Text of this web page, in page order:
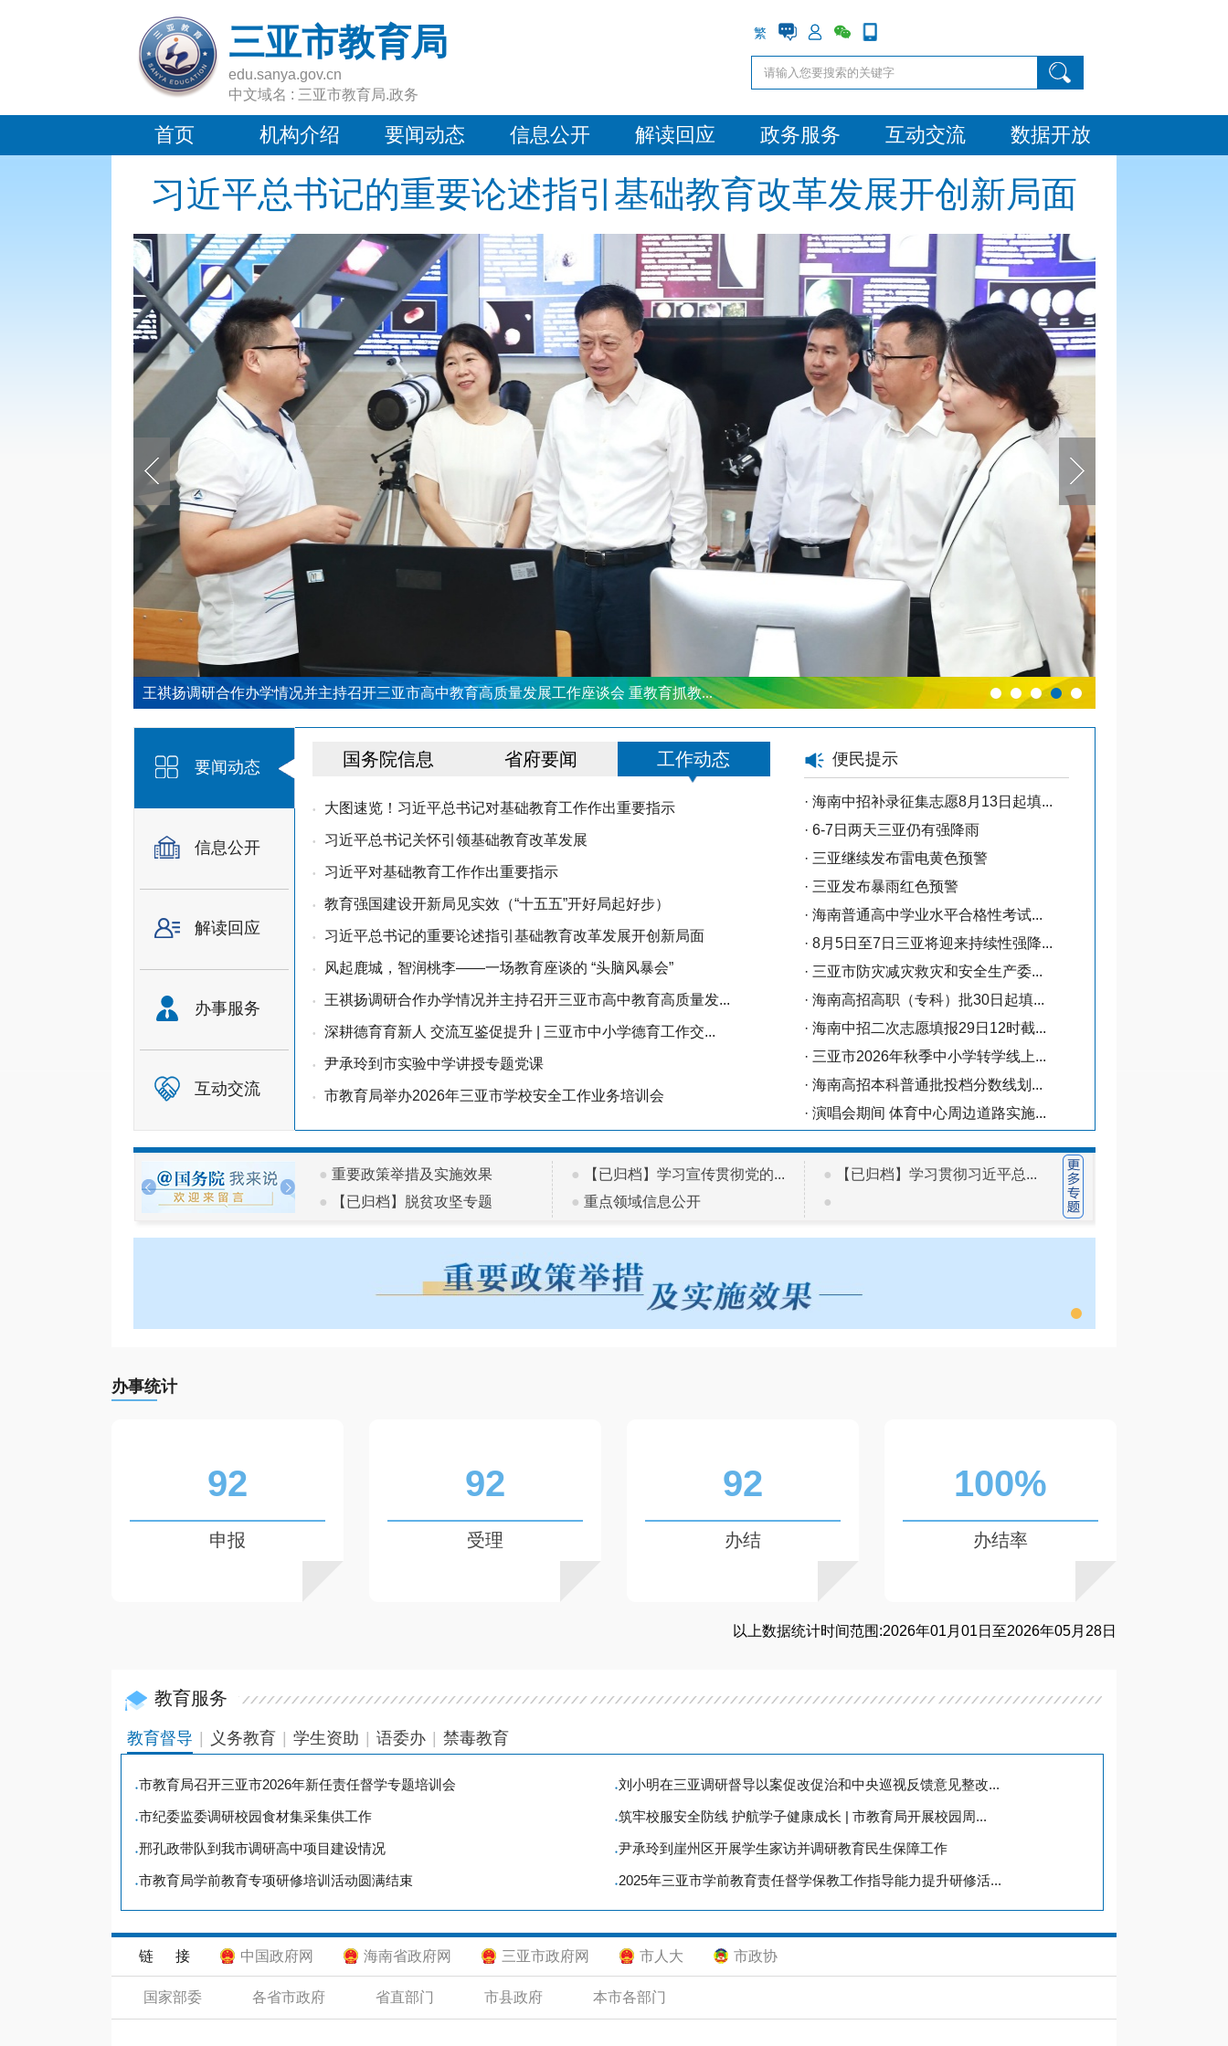
三亚市教育局
edu.sanya.gov.cn
中文域名 : 三亚市教育局.政务
繁
首页 机构介绍 要闻动态 信息公开 解读回应 政务服务 互动交流 数据开放
习近平总书记的重要论述指引基础教育改革发展开创新局面
王祺扬调研合作办学情况并主持召开三亚市高中教育高质量发展工作座谈会 重教育抓教...
要闻动态
信息公开
解读回应
办事服务
互动交流
国务院信息 省府要闻 工作动态
• 大图速览！习近平总书记对基础教育工作作出重要指示
• 习近平总书记关怀引领基础教育改革发展
• 习近平对基础教育工作作出重要指示
• 教育强国建设开新局见实效（“十五五”开好局起好步）
• 习近平总书记的重要论述指引基础教育改革发展开创新局面
• 风起鹿城，智润桃李——一场教育座谈的 “头脑风暴会”
• 王祺扬调研合作办学情况并主持召开三亚市高中教育高质量发...
• 深耕德育育新人 交流互鉴促提升 | 三亚市中小学德育工作交...
• 尹承玲到市实验中学讲授专题党课
• 市教育局举办2026年三亚市学校安全工作业务培训会
便民提示
· 海南中招补录征集志愿8月13日起填...
· 6-7日两天三亚仍有强降雨
· 三亚继续发布雷电黄色预警
· 三亚发布暴雨红色预警
· 海南普通高中学业水平合格性考试...
· 8月5日至7日三亚将迎来持续性强降...
· 三亚市防灾减灾救灾和安全生产委...
· 海南高招高职（专科）批30日起填...
· 海南中招二次志愿填报29日12时截...
· 三亚市2026年秋季中小学转学线上...
· 海南高招本科普通批投档分数线划...
· 演唱会期间 体育中心周边道路实施...
● 重要政策举措及实施效果
●
【已归档】脱贫攻坚专题
●
【已归档】学习宣传贯彻党的...
● 重点领域信息公开
●
【已归档】学习贯彻习近平总...
●
办事统计
92
申报
92
受理
92
办结
100%
办结率
以上数据统计时间范围:2026年01月01日至2026年05月28日
教育服务
教育督导 义务教育 学生资助 语委办 禁毒教育
●市教育局召开三亚市2026年新任责任督学专题培训会 ●刘小明在三亚调研督导以案促改促治和中央巡视反馈意见整改...
●市纪委监委调研校园食材集采集供工作 ●筑牢校服安全防线 护航学子健康成长 | 市教育局开展校园周...
●邢孔政带队到我市调研高中项目建设情况 ●尹承玲到崖州区开展学生家访并调研教育民生保障工作
●市教育局学前教育专项研修培训活动圆满结束 ● 2025年三亚市学前教育责任督学保教工作指导能力提升研修活...
链 接 中国政府网 海南省政府网 三亚市政府网 市人大 市政协
国家部委 各省市政府 省直部门 市县政府 本市各部门